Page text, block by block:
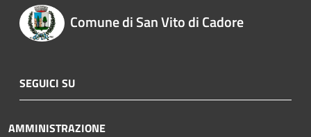
Comune di San Vito di Cadore
SEGUICI SU
AMMINISTRAZIONE